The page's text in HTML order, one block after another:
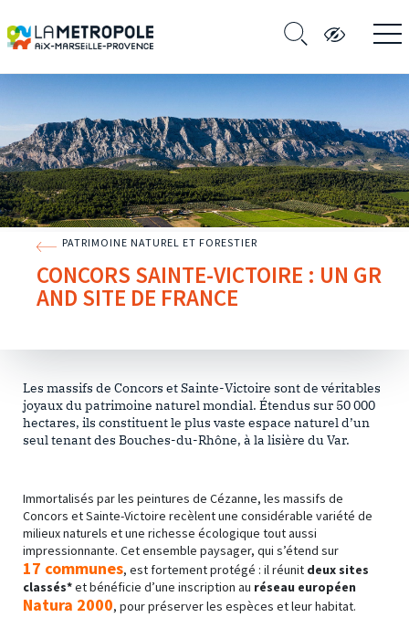
PATRIMOINE NATUREL ET FORESTIER
CONCORS SAINTE-VICTOIRE : UN GR
AND SITE DE FRANCE
Les massifs de Concors et Sainte-Victoire sont de véritables
joyaux du patrimoine naturel mondial. Étendus sur 50 000
hectares, ils constituent le plus vaste espace naturel d’un
seul tenant des Bouches-du-Rhône, à la lisière du Var.
Immortalisés par les peintures de Cézanne, les massifs de
Concors et Sainte-Victoire recèlent une considérable variété de
milieux naturels et une richesse écologique tout aussi
impressionnante. Cet ensemble paysager, qui s’étend sur
17 communes, est fortement protégé : il réunit deux sites
classés*et bénéficie d’une inscription au réseau européen
Natura 2000, pour préserver les espèces et leur habitat.